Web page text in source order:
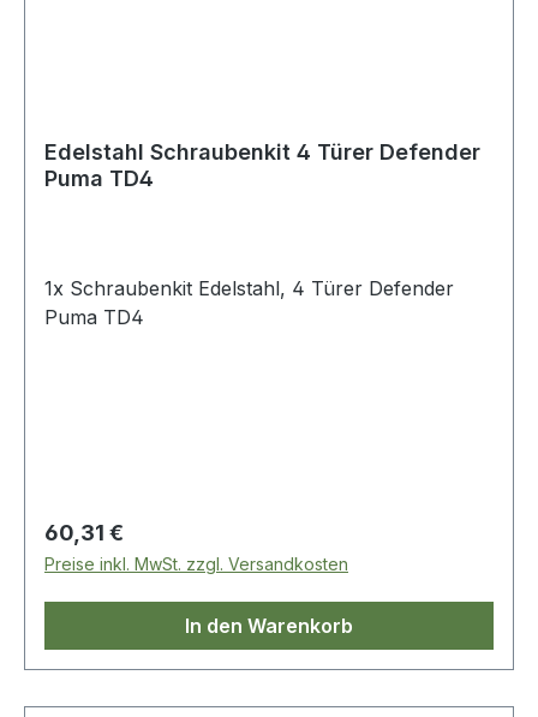
Edelstahl Schraubenkit 4 Türer Defender
Puma TD4
1x Schraubenkit Edelstahl, 4 Türer Defender
Puma TD4
Regulärer Preis:
60,31 €
Preise inkl. MwSt. zzgl. Versandkosten
In den Warenkorb